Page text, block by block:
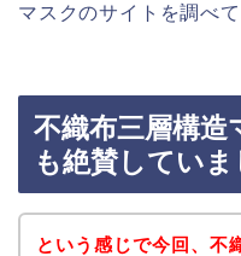
マスクのサイトを調べ
不織布三層構造
も絶賛していま
という感じで今回、不